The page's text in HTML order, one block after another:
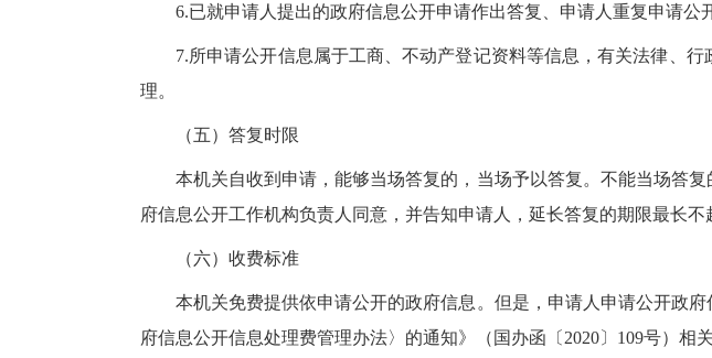
6.已就申请人提出的政府信息公开申请作出答复、申请人重复申请公
7.所申请公开信息属于工商、不动产登记资料等信息，有关法律、
理。
（五）答复时限
本机关自收到申请，能够当场答复的，当场予以答复。不能当场答
府信息公开工作机构负责人同意，并告知申请人，延长答复的期限最长不
（六）收费标准
本机关免费提供依申请公开的政府信息。但是，申请人申请公开政
府信息公开信息处理费管理办法〉的通知》（国办函〔2020〕109号）相